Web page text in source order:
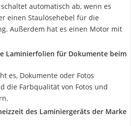
automatisch ab, wenn es
einen Staulösehebel für die
Außerdem hat es einen Motor mit
Laminierfolien für Dokumente beim
es, Dokumente oder Fotos
die Farbqualität von Fotos und
des Laminiergeräts der Marke